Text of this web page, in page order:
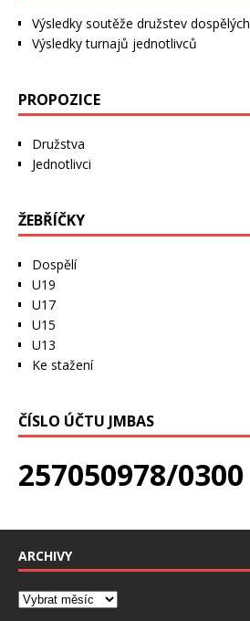
Výsledky soutěže družstev dospělých
Výsledky turnajů jednotlivců
PROPOZICE
Družstva
Jednotlivci
ŽEBŘÍČKY
Dospělí
U19
U17
U15
U13
Ke stažení
ČÍSLO ÚČTU JMBAS
257050978/0300
ARCHIVY